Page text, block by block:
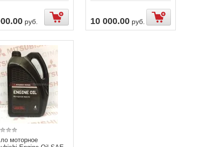
руб. 10 000.00руб.
моторное